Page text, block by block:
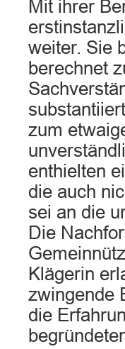
Mit ihrer
weiter. Sie
berechnet
zum
enthielten
die auch
sei an die
Die
Klägerin
zwingende
die